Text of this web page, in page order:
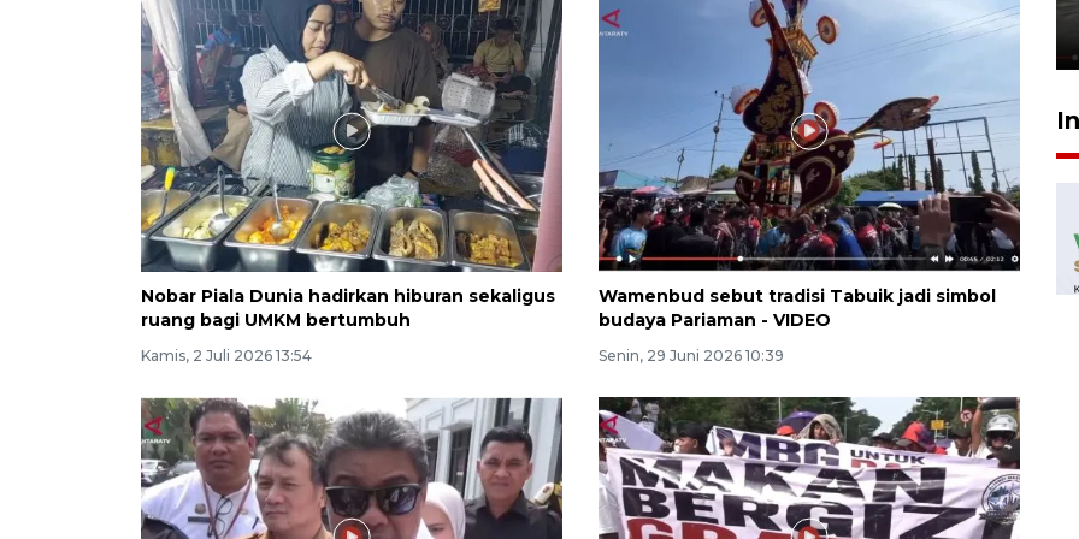
Nobar Piala Dunia hadirkan hiburan sekaligus
ruang bagi UMKM bertumbuh
Kamis, 2 Juli 2026 13:54
Wamenbud sebut tradisi Tabuik jadi simbol
budaya Pariaman - VIDEO
Senin, 29 Juni 2026 10:39
perundungan - VIDEO
15 Juli 2026 11:33